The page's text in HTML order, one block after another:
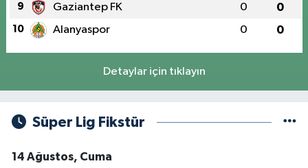
9 Gaziantep FK 0 0
10 Alanyaspor 0 0
Detaylar için tıklayın
Süper Lig Fikstür
14 Ağustos, Cuma